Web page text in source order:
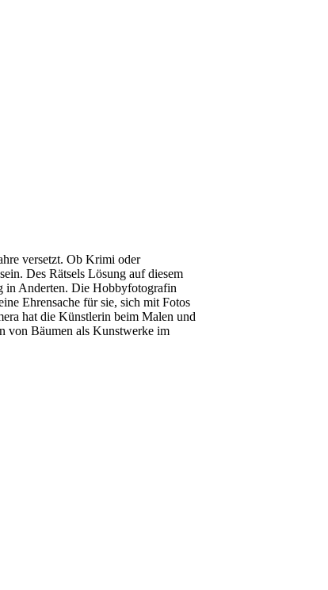
versetzt. Ob Krimi oder
Des Rätsels Lösung auf diesem
in Anderten. Die Hobbyfotografin
Ehrensache für sie, sich mit Fotos
hat die Künstlerin beim Malen und
von Bäumen als Kunstwerke im